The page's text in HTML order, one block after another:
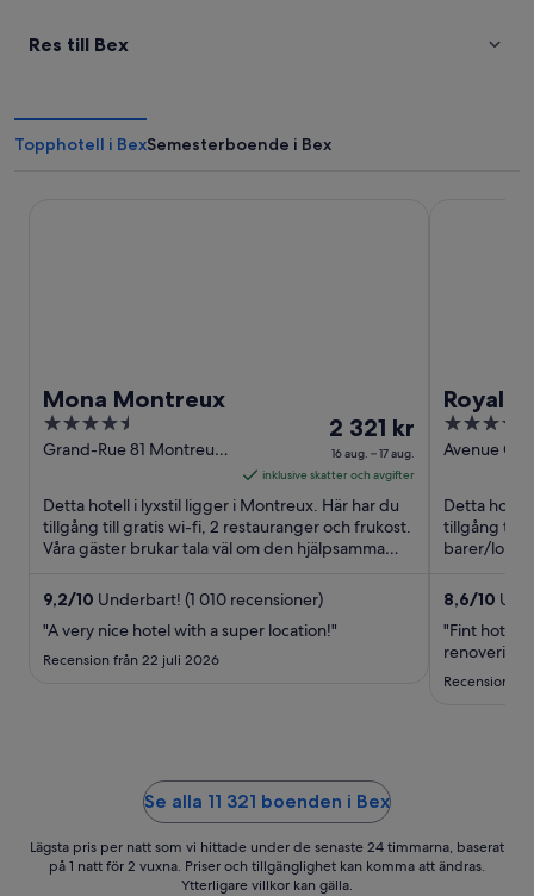
Res till Bex
Topphotell i BexSemesterboende i Bex
Mona Montreux
4.5
out
5
Grand-Rue 81 Montreux
Priset
är
2 321 kr
per
natt
mellan
och
2 321 kr
16 aug. – 17 aug.
inklusive skatter och avgifter
Detta hotell i lyxstil ligger i Montreux. Här har du
tillgång till gratis wi-fi, 2 restauranger och frukost.
Våra gäster brukar tala väl om den hjälpsamma
9,2/10 Underbart! (1 010 recensioner)
"A very nice hotel with a super location!"
Recension från 22 juli 2026
Royal
5
out
5
Avenue
Detta
tillgång till
barer/
8,6/10
"Fint hotell
renovering."
Recension
Se alla 11 321 boenden i Bex
Lägsta pris per natt som vi hittade under de senaste 24 timmarna, baserat
på 1 natt för 2 vuxna. Priser och tillgänglighet kan komma att ändras.
Ytterligare villkor kan gälla.